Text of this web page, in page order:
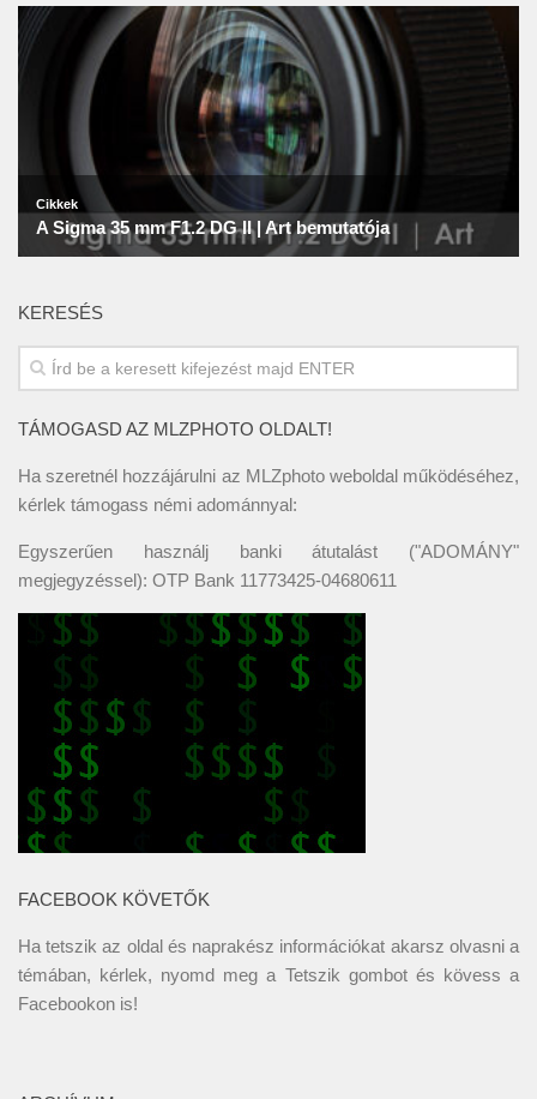
KERESÉS
TÁMOGASD AZ MLZPHOTO OLDALT!
Ha szeretnél hozzájárulni az MLZphoto weboldal működéséhez,
kérlek támogass némi adománnyal:
Egyszerűen használj banki átutalást ("ADOMÁNY"
megjegyzéssel): OTP Bank 11773425-04680611
FACEBOOK KÖVETŐK
Ha tetszik az oldal és naprakész információkat akarsz olvasni a
témában, kérlek, nyomd meg a Tetszik gombot és kövess a
Facebookon is!